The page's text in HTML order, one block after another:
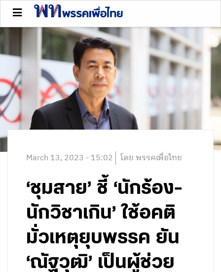
March 13, 2023 - 15:02 โดย พรรคเพื่อไทย
‘ชุมสาย’ ชี้ ‘นักร้อง-
นักวิชาเกิน’ ใช้อคติ
มั่วเหตุยุบพรรค ยัน
‘ณัฐวุฒิ’ เป็นผู้ช่วย